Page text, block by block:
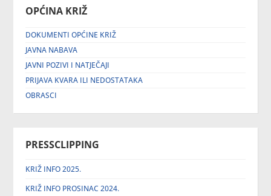
OPĆINA KRIŽ
DOKUMENTI OPĆINE KRIŽ
JAVNA NABAVA
JAVNI POZIVI I NATJEČAJI
PRIJAVA KVARA ILI NEDOSTATAKA
OBRASCI
PRESSCLIPPING
KRIŽ INFO 2025.
KRIŽ INFO PROSINAC 2024.